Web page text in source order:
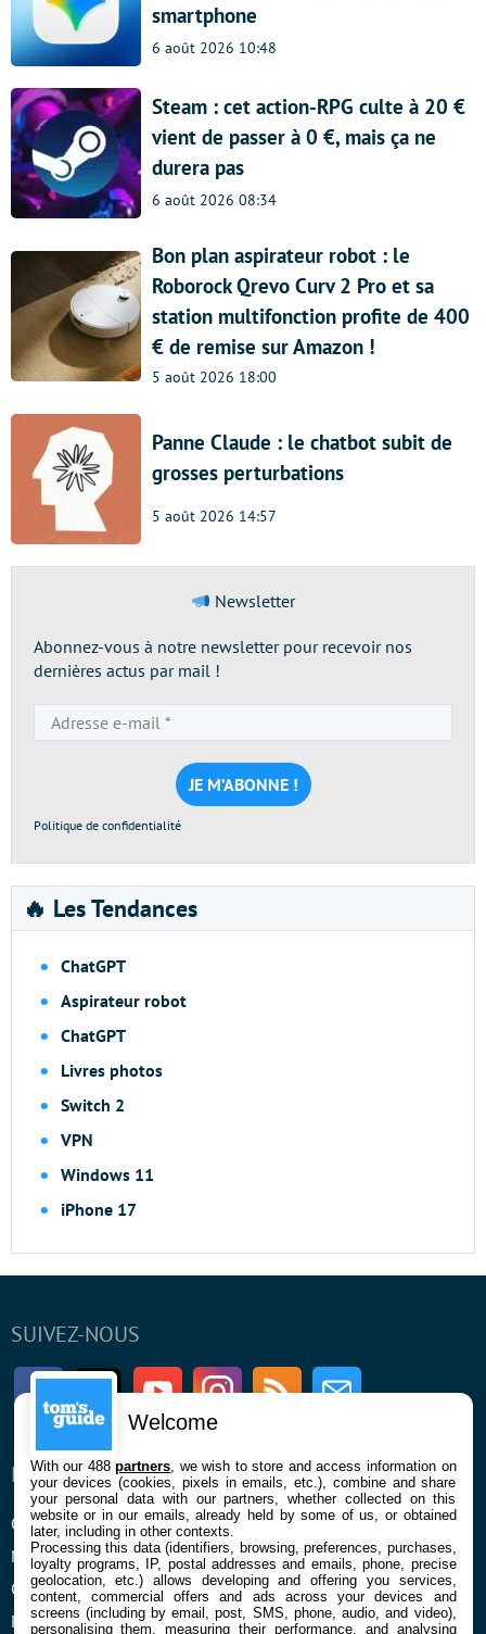
smartphone
6 août 2026 10:48
Steam : cet action-RPG culte à 20 €
vient de passer à 0 €, mais ça ne
durera pas
6 août 2026 08:34
Bon plan aspirateur robot : le
Roborock Qrevo Curv 2 Pro et sa
station multifonction profite de 400
€ de remise sur Amazon !
5 août 2026 18:00
Panne Claude : le chatbot subit de
grosses perturbations
5 août 2026 14:57
Newsletter
Abonnez-vous à notre newsletter pour recevoir nos
dernières actus par mail !
e-
mail
*
Politique de confidentialité
🔥 Les Tendances
ChatGPT
Aspirateur robot
ChatGPT
Livres photos
Switch 2
VPN
Windows 11
iPhone 17
SUIVEZ-NOUS
FacebookTwitter Youtube InstagramRSS Newsletter
ENTREPRISE
Qui sommes nous
Mentions légales et CGU
Confidentialité et Cookies
Préférences cookies
À PROPOS
La rédaction
Contact
Welcome
With our 488partners , we wish to store and access information on
your devices (cookies, pixels in emails, etc.), combine and share
your personal data with our partners, whether collected on this
website or in our emails, already held by some of us, or obtained
later, including in other contexts.
Processing this data (identifiers, browsing, preferences, purchases,
loyalty programs, IP, postal addresses and emails, phone, precise
geolocation, etc.) allows developing and offering you services,
content, commercial offers and ads across your devices and
screens (including by email, post, SMS, phone, audio, and video),
personalising them, measuring their performance, and analysing